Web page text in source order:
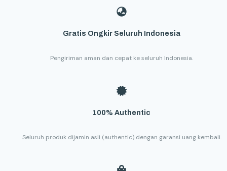
Gratis Ongkir Seluruh Indonesia
Pengiriman aman dan cepat ke seluruh Indonesia.
100% Authentic
Seluruh produk dijamin asli (authentic) dengan garansi uang kembali.